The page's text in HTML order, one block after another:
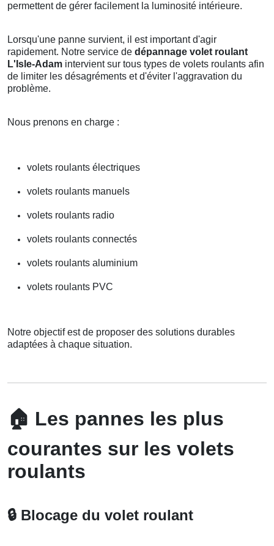
permettent de gérer facilement la luminosité intérieure.
Lorsqu'une panne survient, il est important d'agir
rapidement. Notre service de dépannage volet roulant
L'Isle-Adam intervient sur tous types de volets roulants afin
de limiter les désagréments et d'éviter l'aggravation du
problème.
Nous prenons en charge :
volets roulants électriques
volets roulants manuels
volets roulants radio
volets roulants connectés
volets roulants aluminium
volets roulants PVC
Notre objectif est de proposer des solutions durables
adaptées à chaque situation.
🏠 Les pannes les plus
courantes sur les volets
roulants
🔒 Blocage du volet roulant